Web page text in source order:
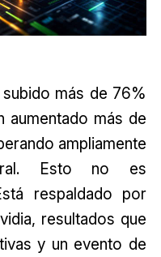
más de 76%
aumentado más de
ampliamente
Esto no es
respaldado por
resultados que
y un evento de